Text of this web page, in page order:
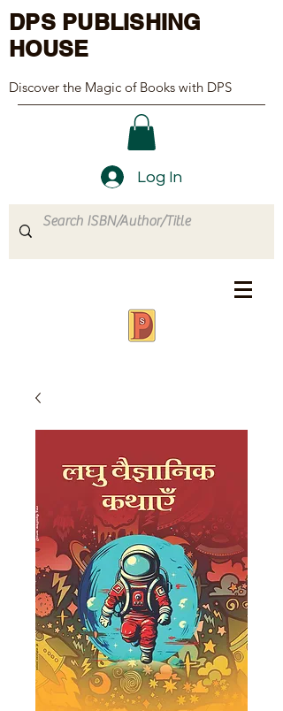
DPS PUBLISHING
HOUSE
Discover the Magic of Books with DPS
Log In